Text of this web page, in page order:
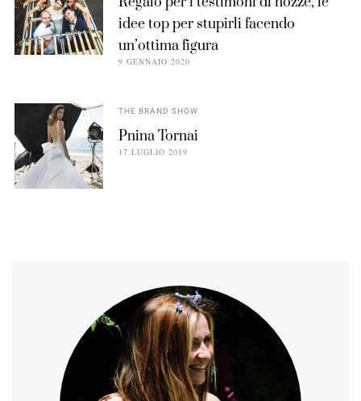
idee top per stupirli facendo
un’ottima figura
9 GENNAIO 2020
THE BRAND SHOW
Pnina Tornai
17 LUGLIO 2019